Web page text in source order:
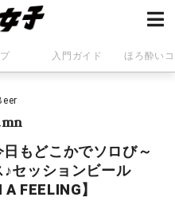
入門ガイド ほろ酔い
もどこかでソロび～
セッションビール
FEELING】